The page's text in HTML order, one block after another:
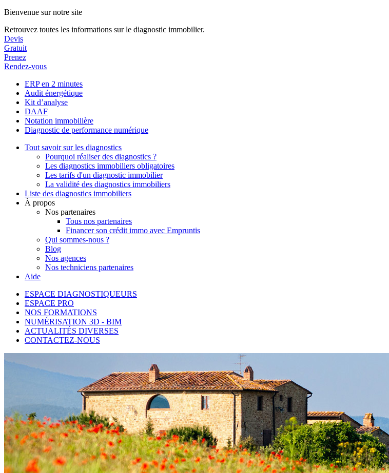
Bienvenue sur notre site
Retrouvez toutes les informations sur le diagnostic immobilier.
Devis
Gratuit
Prenez
Rendez-vous
ERP en 2 minutes
Audit énergétique
Kit d’analyse
DAAF
Notation immobilière
Diagnostic de performance numérique
Tout savoir sur les diagnostics
Pourquoi réaliser des diagnostics ?
Les diagnostics immobiliers obligatoires
Les tarifs d'un diagnostic immobilier
La validité des diagnostics immobiliers
Liste des diagnostics immobiliers
À propos
Nos partenaires
Tous nos partenaires
Financer son crédit immo avec Empruntis
Qui sommes-nous ?
Blog
Nos agences
Nos techniciens partenaires
Aide
ESPACE DIAGNOSTIQUEURS
ESPACE PRO
NOS FORMATIONS
NUMÉRISATION 3D - BIM
ACTUALITÉS DIVERSES
CONTACTEZ-NOUS